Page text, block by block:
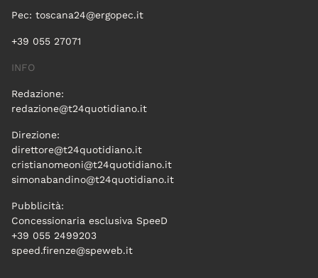
Pec: toscana24@ergopec.it
+39 055 27071
INFO
Redazione:
redazione@t24quotidiano.it
Direzione:
direttore@t24quotidiano.it
cristianomeoni@t24quotidiano.it
simonabandino@t24quotidiano.it
Pubblicità:
Concessionaria esclusiva SpeeD
+39 055 2499203
speed.firenze@speweb.it